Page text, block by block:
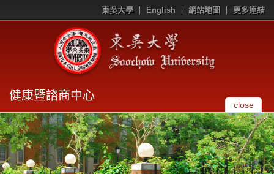
東吳大學 English 網站地圖 更多連結
健康暨諮商中心
close